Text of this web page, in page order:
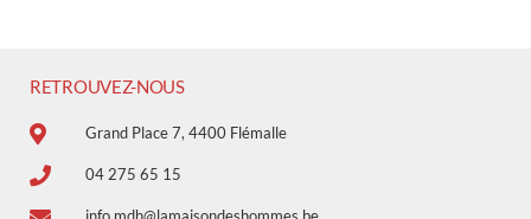
RETROUVEZ-NOUS
Grand Place 7, 4400 Flémalle
04 275 65 15